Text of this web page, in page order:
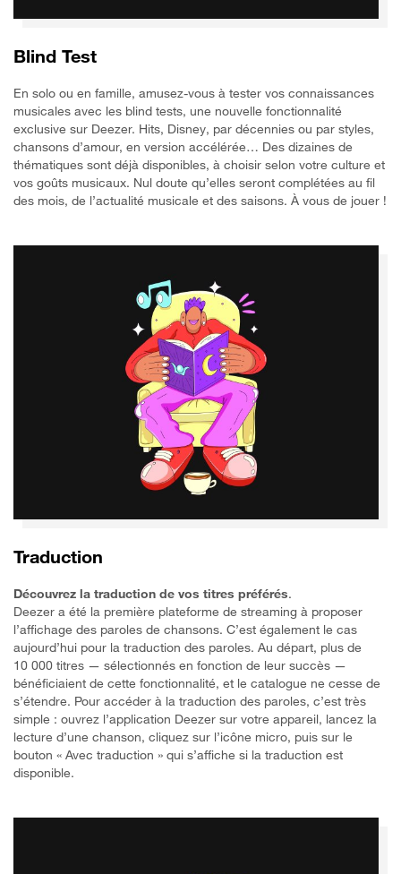
Blind Test
En solo ou en famille, amusez-vous à tester vos connaissances
musicales avec les blind tests, une nouvelle fonctionnalité
exclusive sur Deezer. Hits, Disney, par décennies ou par styles,
chansons d’amour, en version accélérée… Des dizaines de
thématiques sont déjà disponibles, à choisir selon votre culture et
vos goûts musicaux. Nul doute qu’elles seront complétées au fil
des mois, de l’actualité musicale et des saisons. À vous de jouer !
Traduction
Découvrez la traduction de vos titres préférés.
Deezer a été la première plateforme de streaming à proposer
l’affichage des paroles de chansons. C’est également le cas
aujourd’hui pour la traduction des paroles. Au départ, plus de
10 000 titres — sélectionnés en fonction de leur succès —
bénéficiaient de cette fonctionnalité, et le catalogue ne cesse de
s’étendre. Pour accéder à la traduction des paroles, c’est très
simple : ouvrez l’application Deezer sur votre appareil, lancez la
lecture d’une chanson, cliquez sur l’icône micro, puis sur le
bouton « Avec traduction » qui s’affiche si la traduction est
disponible.